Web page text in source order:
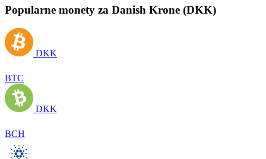
Popularne monety za Danish Krone (DKK)
DKK
BTC
DKK
BCH